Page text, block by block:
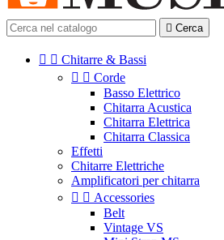
 Cerca
  Chitarre & Bassi
  Corde
Basso Elettrico
Chitarra Acustica
Chitarra Elettrica
Chitarra Classica
Effetti
Chitarre Elettriche
Amplificatori per chitarra
  Accessories
Belt
Vintage VS